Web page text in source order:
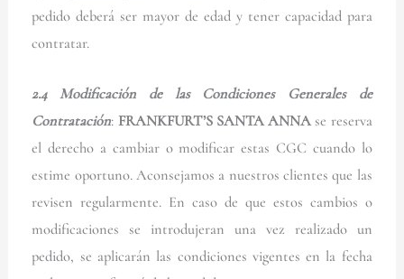
pedido deberá ser mayor de edad y tener capacidad para
contratar.
2.4Modificación de las Condiciones Generales de
Contratación: FRANKFURT’S SANTA ANNAse reserva
el derecho a cambiar o modificar estas CGC cuando lo
estime oportuno. Aconsejamos a nuestros clientes que las
revisen regularmente. En caso de que estos cambios o
modificaciones se introdujeran una vez realizado un
pedido, se aplicarán las condiciones vigentes en la fecha